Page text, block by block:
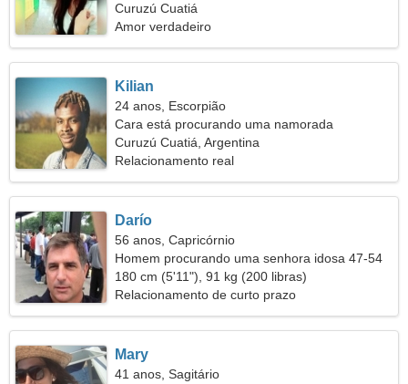
Curuzú Cuatiá
Amor verdadeiro
Kilian
24 anos, Escorpião
Cara está procurando uma namorada
Curuzú Cuatiá, Argentina
Relacionamento real
Darío
56 anos, Capricórnio
Homem procurando uma senhora idosa 47-54
180 cm (5'11"), 91 kg (200 libras)
Relacionamento de curto prazo
Mary
41 anos, Sagitário